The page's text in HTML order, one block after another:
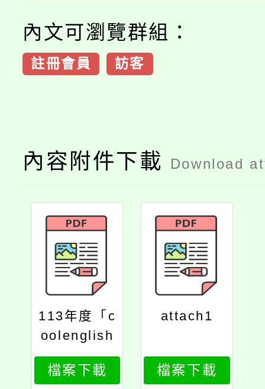
內文可瀏覽群組：
註冊會員 訪客
內容附件下載 Download
113年度「c
oolenglish
英聽王」比
賽辦法
檔案下載
attach1
檔案下載